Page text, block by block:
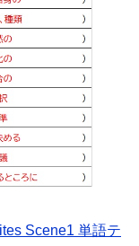
Scene1 単語テ